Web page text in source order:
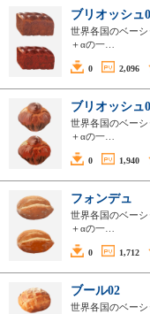
ブリオッシュ
世界各国のベー
＋αの一…
0 2,096
ブリオッシュ
世界各国のベー
＋αの一…
0 1,940
フォンデュ
世界各国のベー
＋αの一…
0 1,712
ブール02
世界各国のベー